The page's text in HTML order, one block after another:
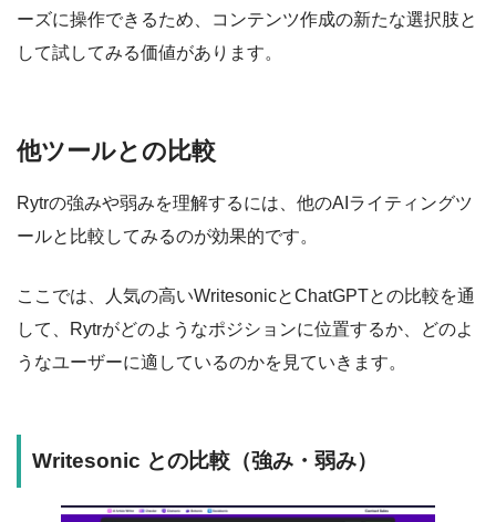
ーズに操作できるため、コンテンツ作成の新たな選択肢と
して試してみる価値があります。
他ツールとの比較
Rytrの強みや弱みを理解するには、他のAIライティングツ
ールと比較してみるのが効果的です。
ここでは、人気の高いWritesonicとChatGPTとの比較を通
して、Rytrがどのようなポジションに位置するか、どのよ
うなユーザーに適しているのかを見ていきます。
Writesonic との比較（強み・弱み）